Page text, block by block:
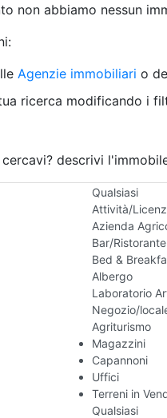
Casa Semi-
Rustico/
Camera
Box/Garage
Qualsiasi
Attività/
Azienda
Bar/Ristorante
Bed &
Albergo
Laboratorio
Negozio/
Agriturismo
Magazzini
Capannoni
Uffici
Terreni in
Qualsiasi
non abbiamo nessun
Agenzie immobiliari o
ricerca modificando i
descrivi